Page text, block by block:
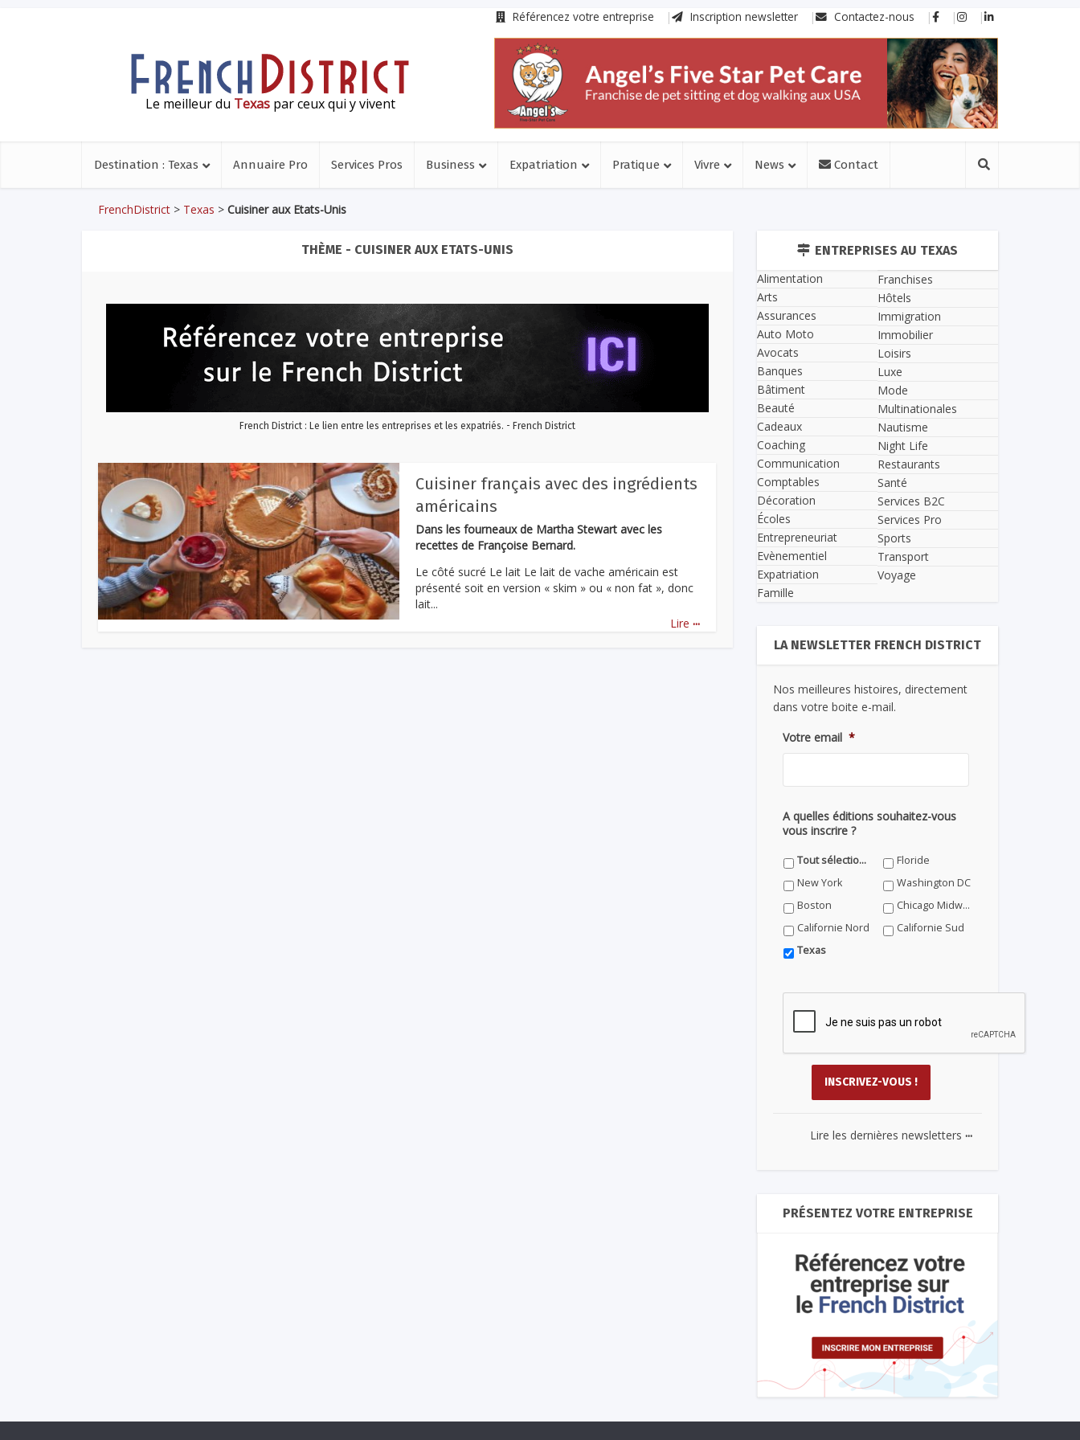
Référencez votre entreprise Inscription newsletter Contactez-nous
Le meilleur du Texaspar ceux qui y vivent
Destination : Texas Annuaire Pro Services Pros Business Expatriation Pratique Vivre News Contact
FrenchDistrict > Texas > Cuisiner aux Etats-Unis
THÈME - CUISINER AUX ETATS-UNIS
French District : Le lien entre les entreprises et les expatriés. - French District
Cuisiner français avec des ingrédients
américains
Dans les fourneaux de Martha Stewart avec les
recettes de Françoise Bernard.
Le côté sucré Le lait Le lait de vache américain est
présenté soit en version « skim » ou « non fat », donc
lait...
Lire ...
ENTREPRISES AU TEXAS
Alimentation
Arts
Assurances
Auto Moto
Avocats
Banques
Bâtiment
Beauté
Cadeaux
Coaching
Communication
Comptables
Décoration
Écoles
Entrepreneuriat
Evènementiel
Expatriation
Famille
Franchises
Hôtels
Immigration
Immobilier
Loisirs
Luxe
Mode
Multinationales
Nautisme
Night Life
Restaurants
Santé
Services B2C
Services Pro
Sports
Transport
Voyage
LA NEWSLETTER FRENCH DISTRICT
Nos meilleures histoires, directement
dans votre boite e-mail.
Votre email *
A quelles éditions souhaitez-vous
vous inscrire ?
Tout sélectionner
Floride
New York
Washington DC
Boston
Chicago Midwest
Californie Nord
Californie Sud
Texas
Lire les dernières newsletters ...
PRÉSENTEZ VOTRE ENTREPRISE